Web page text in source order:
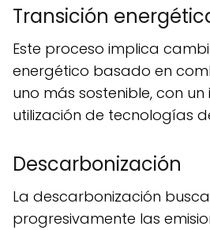
Transición
Este proceso implica cambiar de un modelo
energético basado en
uno más sostenible, con
utilización de tecnologías
Descarbonización
La descarbonización busca reducir
progresivamente las